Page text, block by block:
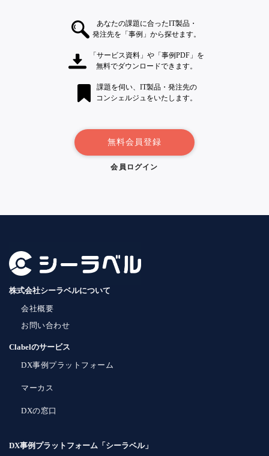
あなたの課題に合ったIT製品・
発注先を「事例」から探せます。
「サービス資料」や「事例PDF」を
無料でダウンロードできます。
課題を伺い、IT製品・発注先の
コンシェルジュをいたします。
無料会員登録
会員ログイン
株式会社シーラベルについて
会社概要
お問い合わせ
Clabelのサービス
DX事例プラットフォーム
マーカス
DXの窓口
DX事例プラットフォーム「シーラベル」